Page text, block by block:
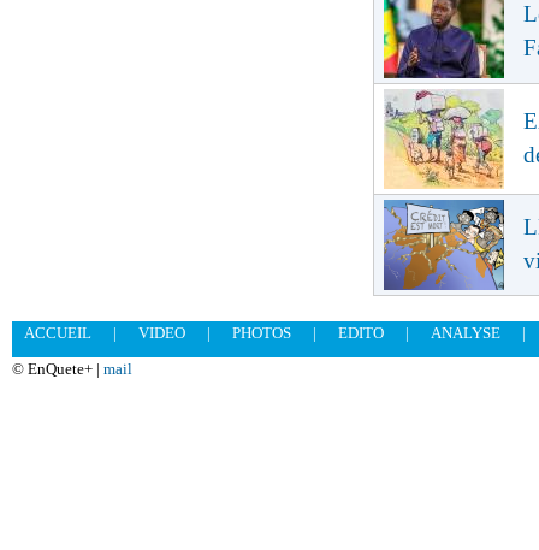
ACCUEIL | VIDEO | PHOTOS | EDITO | ANALYSE
|
© EnQuete+ | mail